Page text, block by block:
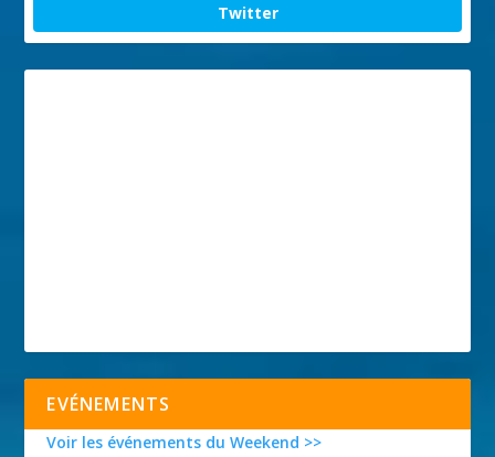
Twitter
EVÉNEMENTS
Voir les événements du Weekend >>